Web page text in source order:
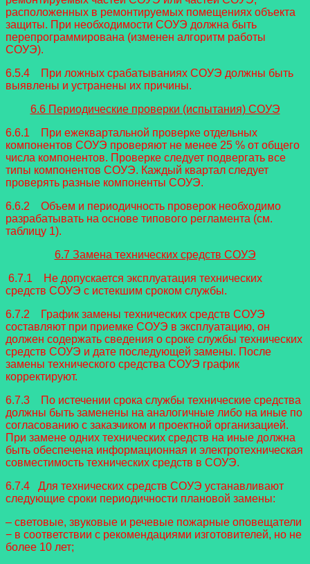
расположенных в ремонтируемых помещениях объекта
защиты. При необходимости СОУЭ должна быть
перепрограммирована (изменен алгоритм работы
СОУЭ).
6.5.4 При ложных срабатываниях СОУЭ должны быть
выявлены и устранены их причины.
6.6 Периодические проверки (испытания) СОУЭ
6.6.1 При ежеквартальной проверке отдельных
компонентов СОУЭ проверяют не менее 25 % от общего
числа компонентов. Проверке следует подвергать все
типы компонентов СОУЭ. Каждый квартал следует
проверять разные компоненты СОУЭ.
6.6.2 Объем и периодичность проверок необходимо
разрабатывать на основе типового регламента (см.
таблицу 1).
6.7 Замена технических средств СОУЭ
6.7.1 Не допускается эксплуатация технических
средств СОУЭ с истекшим сроком службы.
6.7.2 График замены технических средств СОУЭ
составляют при приемке СОУЭ в эксплуатацию, он
должен содержать сведения о сроке службы технических
средств СОУЭ и дате последующей замены. После
замены технического средства СОУЭ график
корректируют.
6.7.3 По истечении срока службы технические средства
должны быть заменены на аналогичные либо на иные по
согласованию с заказчиком и проектной организацией.
При замене одних технических средств на иные должна
быть обеспечена информационная и электротехническая
совместимость технических средств в СОУЭ.
6.7.4 Для технических средств СОУЭ устанавливают
следующие сроки периодичности плановой замены:
– световые, звуковые и речевые пожарные оповещатели
− в соответствии с рекомендациями изготовителей, но не
более 10 лет;